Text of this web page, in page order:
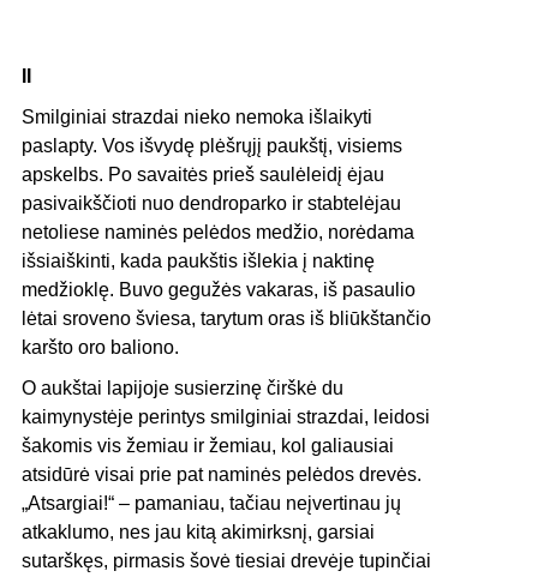
Smilginiai strazdai nieko nemoka išlaikyti
paslapty. Vos išvydę plėšrųjį paukštį, visiems
apskelbs. Po savaitės prieš saulėleidį ėjau
pasivaikščioti nuo dendroparko ir stabtelėjau
netoliese naminės pelėdos medžio, norėdama
išsiaiškinti, kada paukštis išlekia į naktinę
medžioklę. Buvo gegužės vakaras, iš pasaulio
lėtai sroveno šviesa, tarytum oras iš bliūkštančio
karšto oro baliono.
O aukštai lapijoje susierzinę čirškė du
kaimynystėje perintys smilginiai strazdai, leidosi
šakomis vis žemiau ir žemiau, kol galiausiai
atsidūrė visai prie pat naminės pelėdos drevės.
„Atsargiai!“ – pamaniau, tačiau neįvertinau jų
atkaklumo, nes jau kitą akimirksnį, garsiai
sutarškęs, pirmasis šovė tiesiai drevėje tupinčiai